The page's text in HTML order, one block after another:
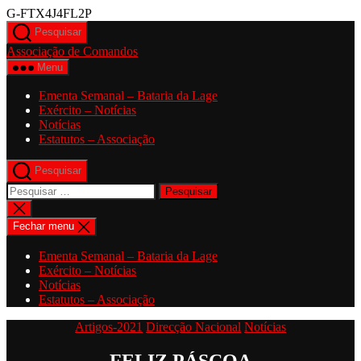
G-FTX4J4FL2PSaltar
conteúdo
Pesquisar
Associação de Comandos
Menu
Ementa Semanal – Bataria da Lage
Exército – Notícias
Notícias
Estatutos – Associação
Pesquisar
Pesquisar
por:
Fechar
pesquisa
Fechar menu
Ementa Semanal – Bataria da Lage
Exército – Notícias
Notícias
Estatutos – Associação
Categorias
Artigos-2021 Direcção Nacional Notícias